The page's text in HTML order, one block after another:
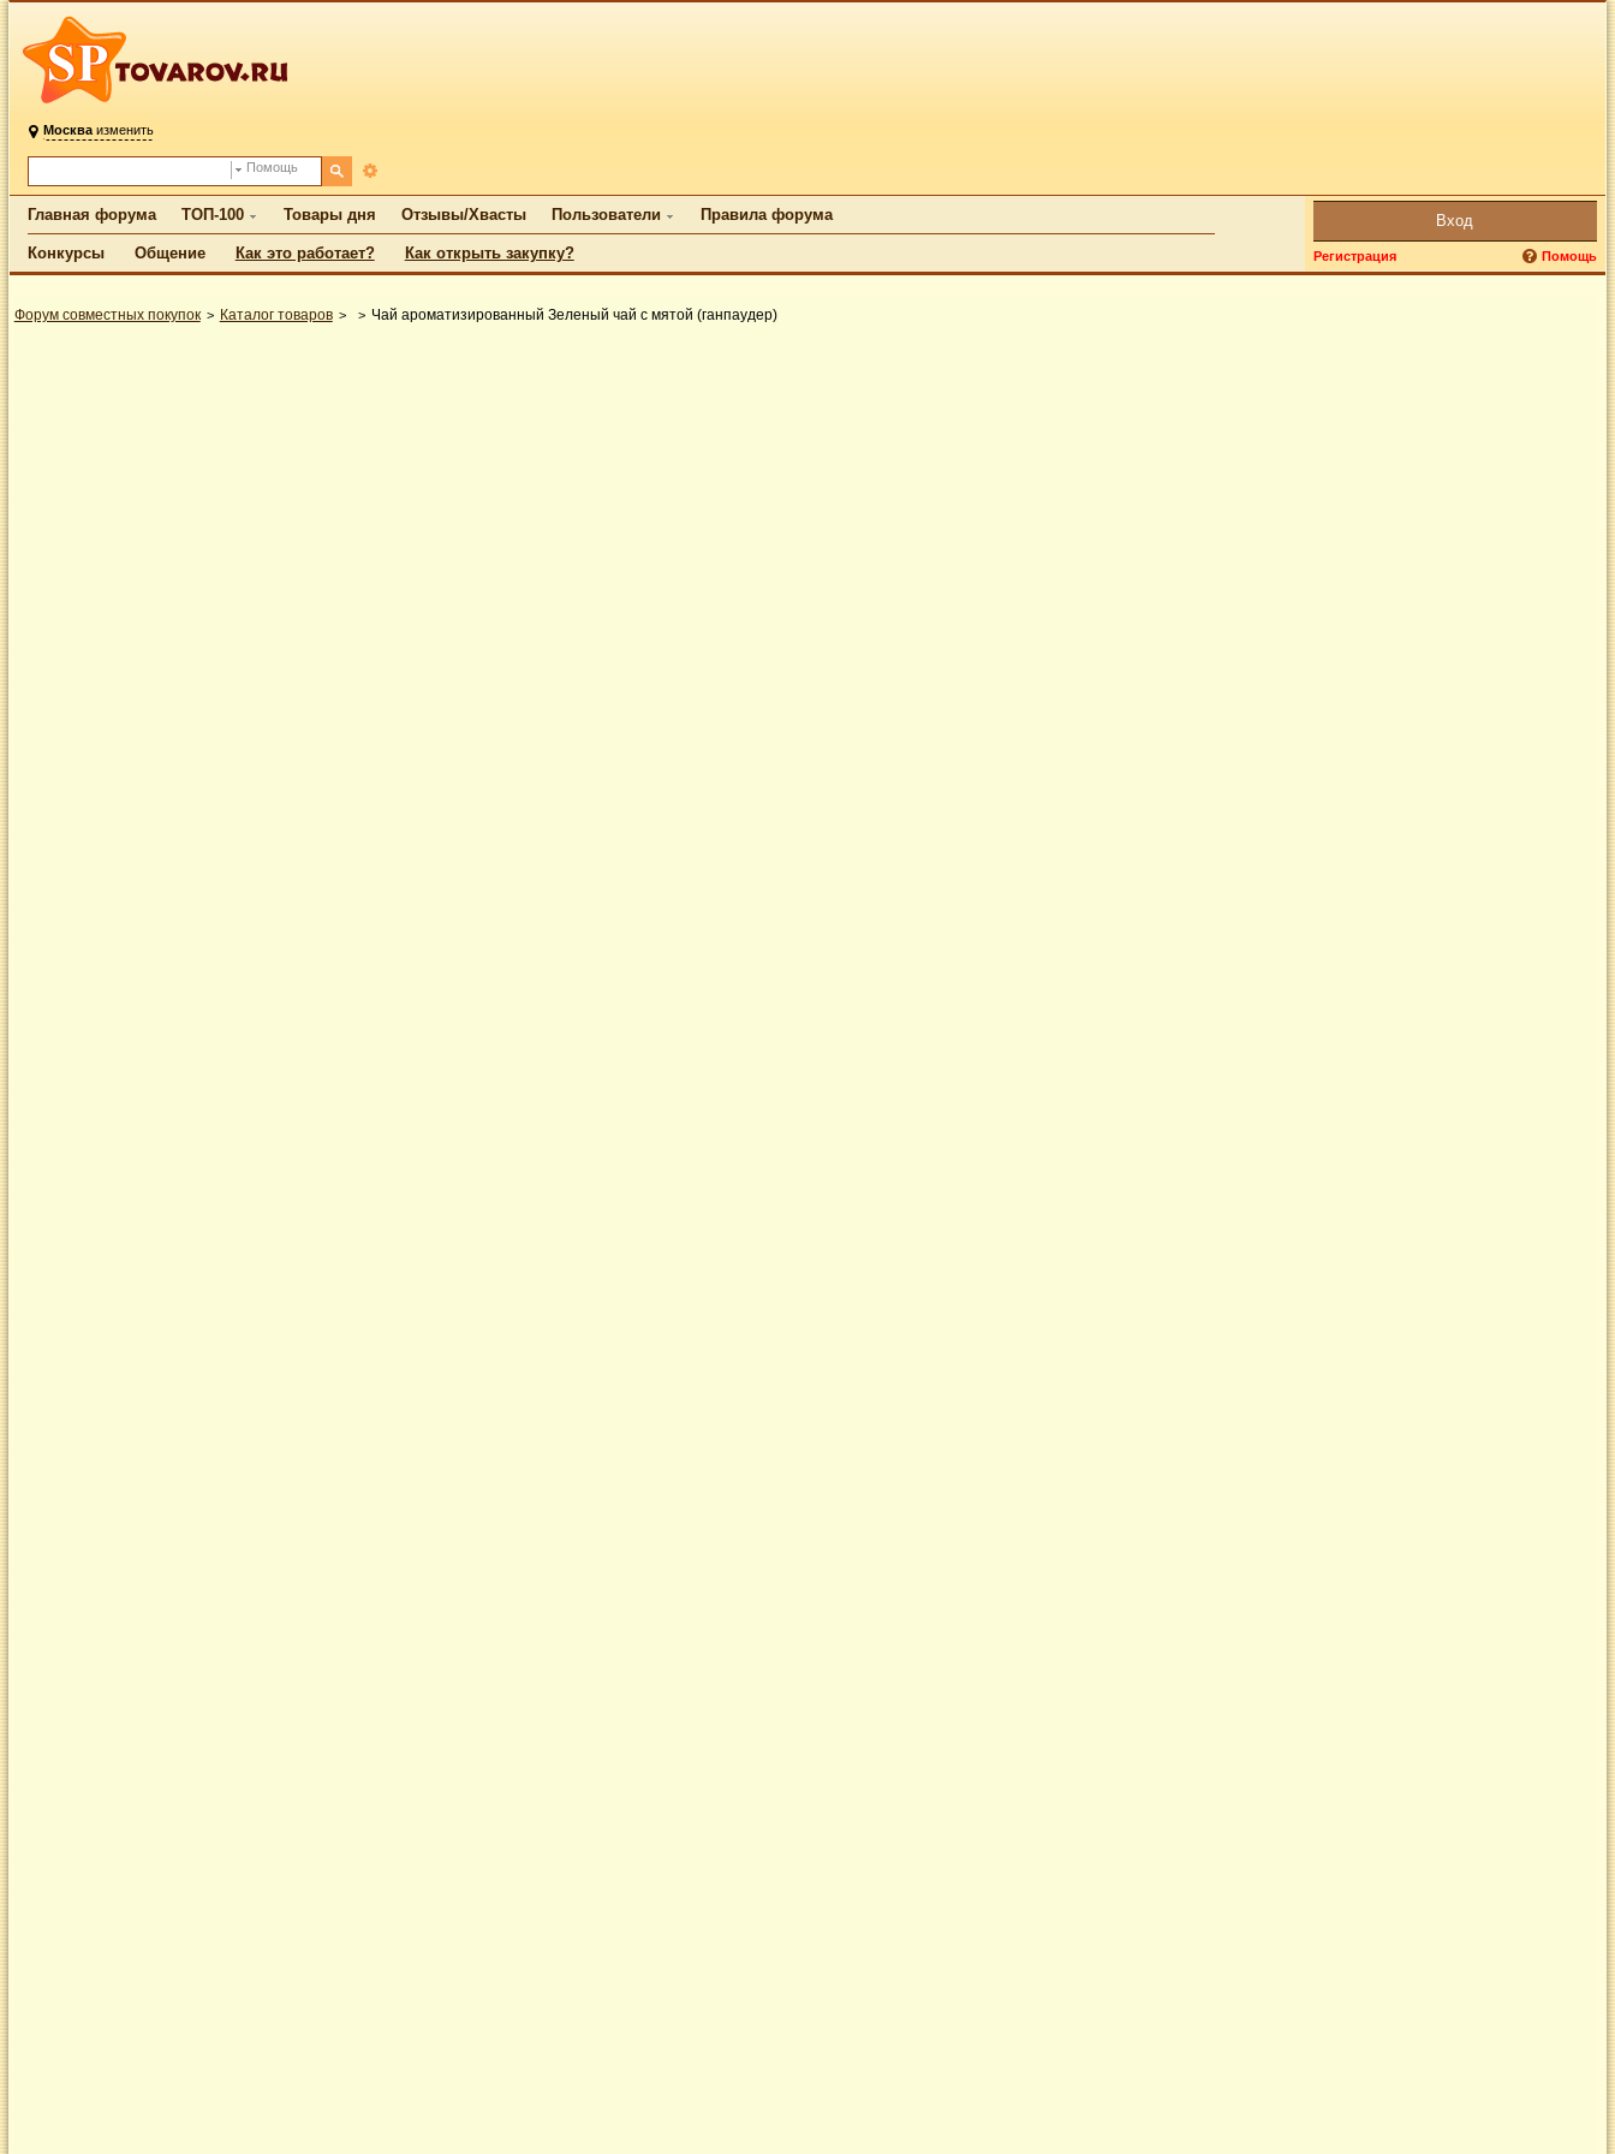
Москваизменить
Помощь
Главная форума ТОП-100 Товары дня Отзывы/Хвасты Пользователи Правила форума
Конкурсы Общение Как это работает? Как открыть закупку?
Вход
Регистрация Помощь
Форум совместных покупок Каталог товаров Чай ароматизированный Зеленый чай с мятой (ганпаудер)